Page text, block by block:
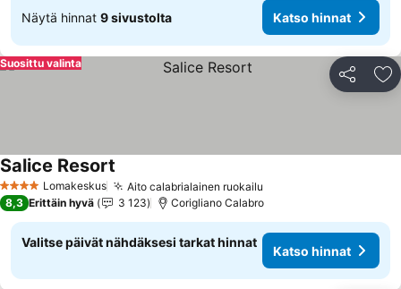
Näytä hinnat 9 sivustolta Katso hinnat
Jaa
Suosittu valinta
4 TähtiluokitusLomakeskus Aito calabrialainen ruokailu
Salice Resort
8,3 Erittäin hyvä 3 123 Corigliano Calabro
Valitse päivät nähdäksesi tarkat hinnat
Katso hinnat